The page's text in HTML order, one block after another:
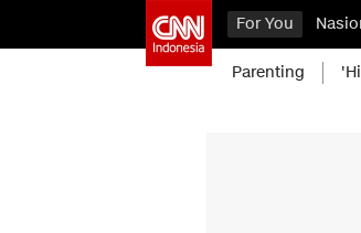
For You
Parenting